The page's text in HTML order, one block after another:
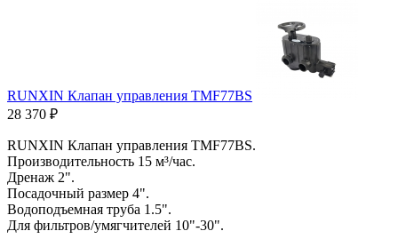
RUNXIN Клапан управления TMF77BS
28 370 ₽
RUNXIN Клапан управления TMF77BS.
Производительность 15 м³/час.
Дренаж 2".
Посадочный размер 4".
Водоподъемная труба 1.5".
Для фильтров/умягчителей 10"-30".